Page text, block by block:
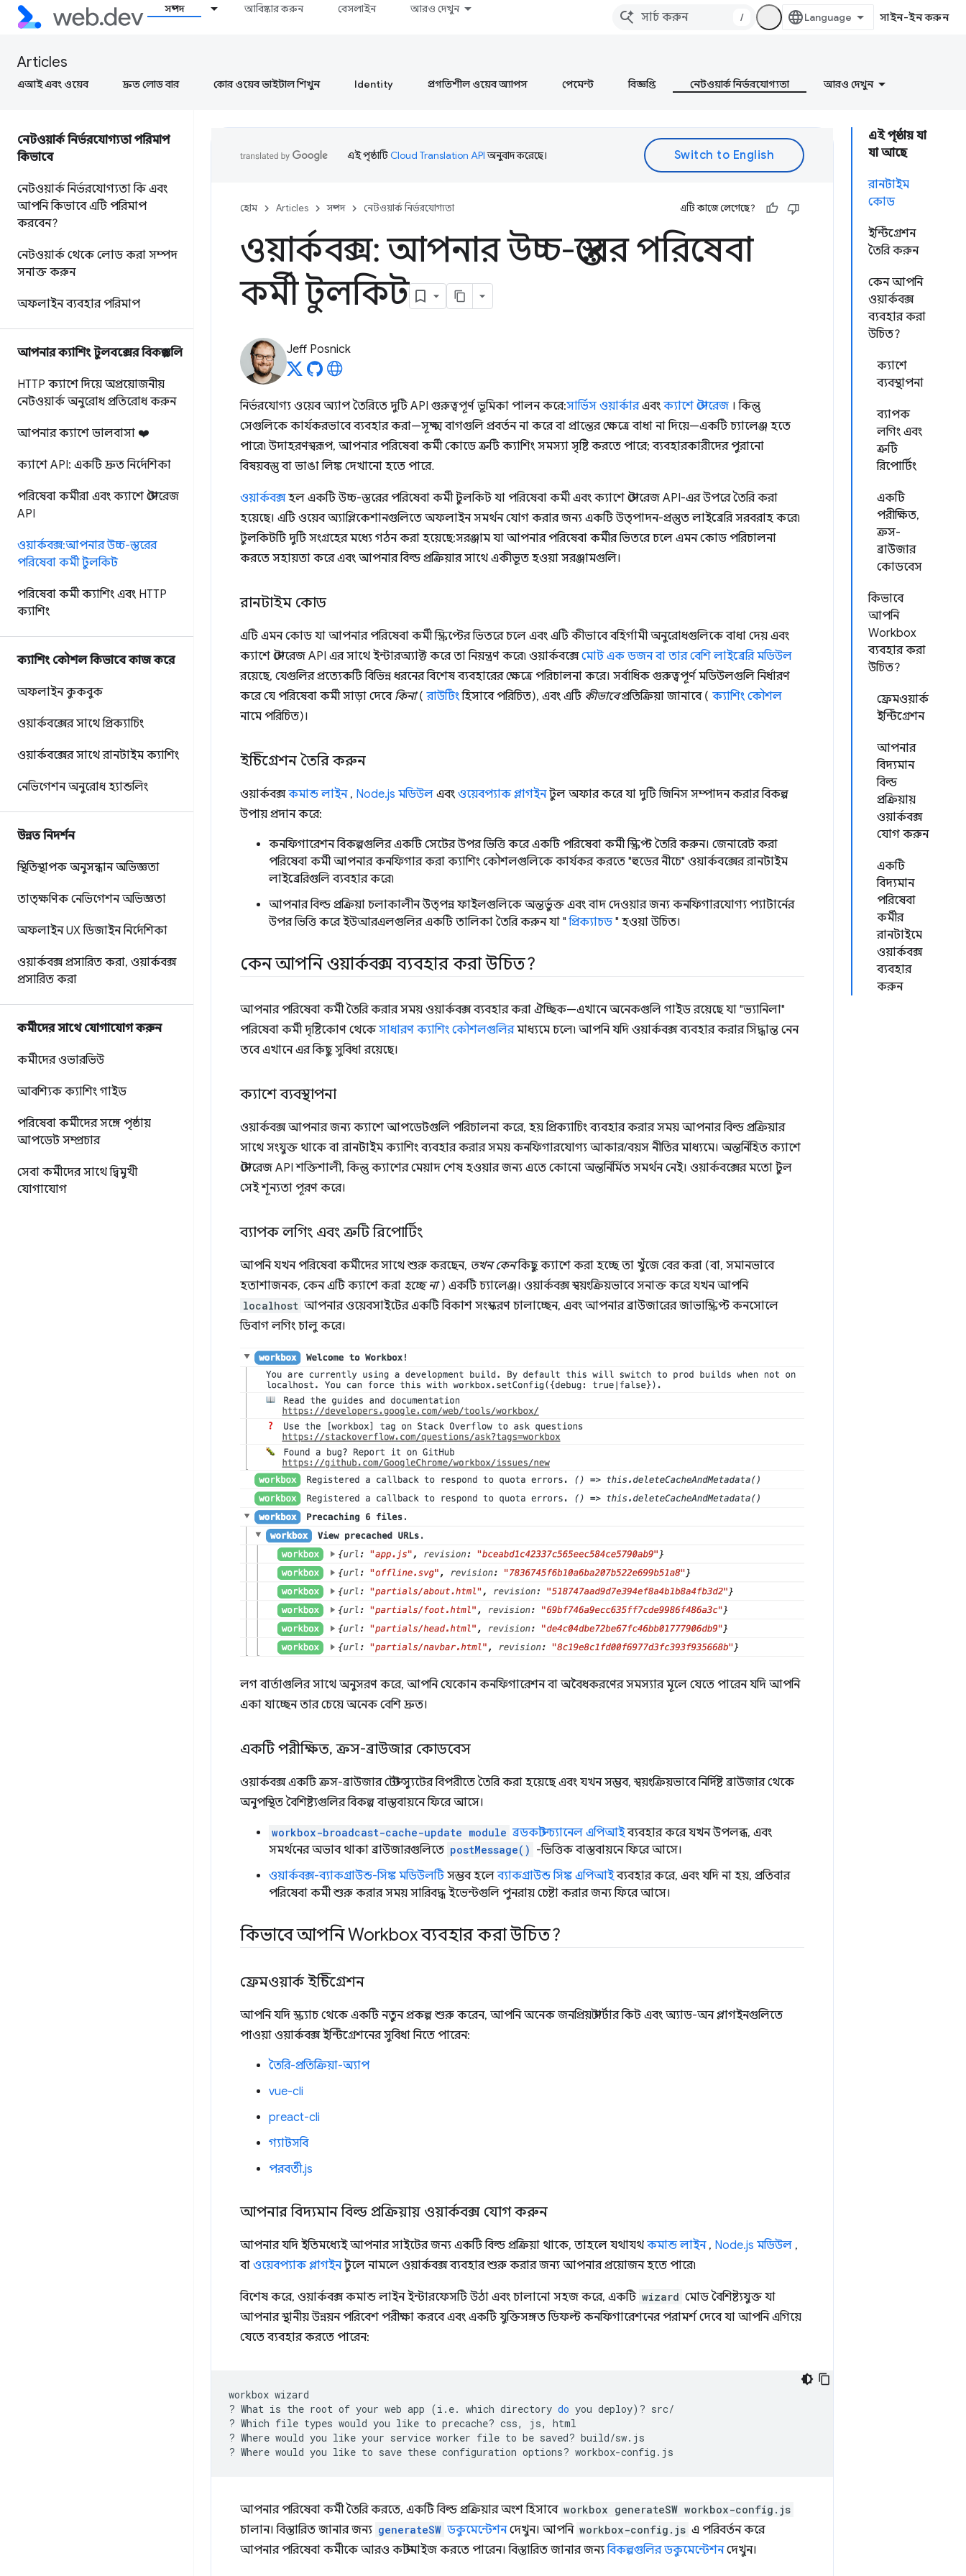
সম্পদ আবিষ্কার করুন বেসলাইন আরও দেখুন
/ সাইন-ইন করুন
Articles
এআই এবং ওয়েব দ্রুত লোড বার কোর ওয়েব ভাইটাল শিখুন Identity প্রগতিশীল ওয়েব অ্যাপস পেমেন্ট বিজ্ঞপ্তি নেটওয়ার্ক নির্ভরযোগ্যতা আরও দেখুন
নেটওয়ার্ক নির্ভরযোগ্যতা পরিমাপ
কিভাবে
নেটওয়ার্ক নির্ভরযোগ্যতা কি এবং
আপনি কিভাবে এটি পরিমাপ
করবেন?
নেটওয়ার্ক থেকে লোড করা সম্পদ
সনাক্ত করুন
অফলাইন ব্যবহার পরিমাপ
আপনার ক্যাশিং টুলবক্সের বিকল্পগুলি
HTTP ক্যাশে দিয়ে অপ্রয়োজনীয়
নেটওয়ার্ক অনুরোধ প্রতিরোধ করুন
আপনার ক্যাশে ভালবাসা ❤️
ক্যাশে API: একটি দ্রুত নির্দেশিকা
পরিষেবা কর্মীরা এবং ক্যাশে স্টোরেজ
API
ওয়ার্কবক্স: আপনার উচ্চ-স্তরের
পরিষেবা কর্মী টুলকিট
পরিষেবা কর্মী ক্যাশিং এবং HTTP
ক্যাশিং
ক্যাশিং কৌশল কিভাবে কাজ করে
অফলাইন কুকবুক
ওয়ার্কবক্সের সাথে প্রিক্যাচিং
ওয়ার্কবক্সের সাথে রানটাইম ক্যাশিং
নেভিগেশন অনুরোধ হ্যান্ডলিং
উন্নত নিদর্শন
স্থিতিস্থাপক অনুসন্ধান অভিজ্ঞতা
তাত্ক্ষণিক নেভিগেশন অভিজ্ঞতা
অফলাইন UX ডিজাইন নির্দেশিকা
ওয়ার্কবক্স প্রসারিত করা, ওয়ার্কবক্স
প্রসারিত করা
কর্মীদের সাথে যোগাযোগ করুন
কর্মীদের ওভারভিউ
আবশ্যিক ক্যাশিং গাইড
পরিষেবা কর্মীদের সঙ্গে পৃষ্ঠায়
আপডেট সম্প্রচার
সেবা কর্মীদের সাথে দ্বিমুখী
যোগাযোগ
এই পৃষ্ঠায় যা
যা আছে
রানটাইম
কোড
ইন্টিগ্রেশন
তৈরি করুন
কেন আপনি
ওয়ার্কবক্স
ব্যবহার করা
উচিত?
ক্যাশে
ব্যবস্থাপনা
ব্যাপক
লগিং এবং
ত্রুটি
রিপোর্টিং
একটি
পরীক্ষিত,
ক্রস-
ব্রাউজার
কোডবেস
কিভাবে
আপনি
Workbox
ব্যবহার করা
উচিত?
ফ্রেমওয়ার্ক
ইন্টিগ্রেশন
আপনার
বিদ্যমান
বিল্ড
প্রক্রিয়ায়
ওয়ার্কবক্স
যোগ করুন
একটি
বিদ্যমান
পরিষেবা
কর্মীর
রানটাইমে
ওয়ার্কবক্স
ব্যবহার
করুন
এই পৃষ্ঠাটিCloud Translation APIঅনুবাদ করেছে।
হোম Articles সম্পদ নেটওয়ার্ক নির্ভরযোগ্যতা এটি কাজে লেগেছে?
ওয়ার্কবক্স: আপনার উচ্চ-স্তরের পরিষেবা
কর্মী টুলকিট
Jeff Posnick
নির্ভরযোগ্য ওয়েব অ্যাপ তৈরিতে দুটি API গুরুত্বপূর্ণ ভূমিকা পালন করে:সার্ভিস ওয়ার্কারএবং ক্যাশে স্টোরেজ । কিন্তু
সেগুলিকে কার্যকরভাবে ব্যবহার করা—সূক্ষ্ম বাগগুলি প্রবর্তন না করে বা প্রান্তের ক্ষেত্রে বাধা না দিয়ে—একটি চ্যালেঞ্জ হতে
পারে৷ উদাহরণস্বরূপ, আপনার পরিষেবা কর্মী কোডে ত্রুটি ক্যাশিং সমস্যা সৃষ্টি করতে পারে; ব্যবহারকারীদের পুরানো
বিষয়বস্তু বা ভাঙা লিঙ্ক দেখানো হতে পারে.
ওয়ার্কবক্সহল একটি উচ্চ-স্তরের পরিষেবা কর্মী টুলকিট যা পরিষেবা কর্মী এবং ক্যাশে স্টোরেজ API-এর উপরে তৈরি করা
হয়েছে। এটি ওয়েব অ্যাপ্লিকেশানগুলিতে অফলাইন সমর্থন যোগ করার জন্য একটি উত্পাদন-প্রস্তুত লাইব্রেরি সরবরাহ করে৷
টুলকিটটি দুটি সংগ্রহের মধ্যে গঠন করা হয়েছে: সরঞ্জাম যা আপনার পরিষেবা কর্মীর ভিতরে চলে এমন কোড পরিচালনা
করতে সহায়তা করে এবং আপনার বিল্ড প্রক্রিয়ার সাথে একীভূত হওয়া সরঞ্জামগুলি।
রানটাইম কোড
এটি এমন কোড যা আপনার পরিষেবা কর্মী স্ক্রিপ্টের ভিতরে চলে এবং এটি কীভাবে বহির্গামী অনুরোধগুলিকে বাধা দেয় এবং
ক্যাশে স্টোরেজ API এর সাথে ইন্টারঅ্যাক্ট করে তা নিয়ন্ত্রণ করে৷ ওয়ার্কবক্সেমোট এক ডজন বা তার বেশি লাইব্রেরি মডিউল
রয়েছে, যেগুলির প্রত্যেকটি বিভিন্ন ধরনের বিশেষ ব্যবহারের ক্ষেত্রে পরিচালনা করে। সর্বাধিক গুরুত্বপূর্ণ মডিউলগুলি নির্ধারণ
করে যে পরিষেবা কর্মী সাড়া দেবে কিনা(রাউটিংহিসাবে পরিচিত), এবং এটি কীভাবেপ্রতিক্রিয়া জানাবে ( ক্যাশিং কৌশল
নামে পরিচিত)।
ইন্টিগ্রেশন তৈরি করুন
ওয়ার্কবক্সকমান্ড লাইন, Node.js মডিউল এবং ওয়েবপ্যাক প্লাগইনটুল অফার করে যা দুটি জিনিস সম্পাদন করার বিকল্প
উপায় প্রদান করে:
কনফিগারেশন বিকল্পগুলির একটি সেটের উপর ভিত্তি করে একটি পরিষেবা কর্মী স্ক্রিপ্ট তৈরি করুন। জেনারেট করা
পরিষেবা কর্মী আপনার কনফিগার করা ক্যাশিং কৌশলগুলিকে কার্যকর করতে "হুডের নীচে" ওয়ার্কবক্সের রানটাইম
লাইব্রেরিগুলি ব্যবহার করে৷
আপনার বিল্ড প্রক্রিয়া চলাকালীন উত্পন্ন ফাইলগুলিকে অন্তর্ভুক্ত এবং বাদ দেওয়ার জন্য কনফিগারযোগ্য প্যাটার্নের
উপর ভিত্তি করে ইউআরএলগুলির একটি তালিকা তৈরি করুন যা "প্রিক্যাচড" হওয়া উচিত।
কেন আপনি ওয়ার্কবক্স ব্যবহার করা উচিত?
আপনার পরিষেবা কর্মী তৈরি করার সময় ওয়ার্কবক্স ব্যবহার করা ঐচ্ছিক—এখানে অনেকগুলি গাইড রয়েছে যা "ভ্যানিলা"
পরিষেবা কর্মী দৃষ্টিকোণ থেকেসাধারণ ক্যাশিং কৌশলগুলিরমাধ্যমে চলে৷ আপনি যদি ওয়ার্কবক্স ব্যবহার করার সিদ্ধান্ত নেন
তবে এখানে এর কিছু সুবিধা রয়েছে।
ক্যাশে ব্যবস্থাপনা
ওয়ার্কবক্স আপনার জন্য ক্যাশে আপডেটগুলি পরিচালনা করে, হয় প্রিক্যাচিং ব্যবহার করার সময় আপনার বিল্ড প্রক্রিয়ার
সাথে সংযুক্ত থাকে বা রানটাইম ক্যাশিং ব্যবহার করার সময় কনফিগারযোগ্য আকার/বয়স নীতির মাধ্যমে। অন্তর্নিহিত ক্যাশে
স্টোরেজ API শক্তিশালী, কিন্তু ক্যাশের মেয়াদ শেষ হওয়ার জন্য এতে কোনো অন্তর্নির্মিত সমর্থন নেই। ওয়ার্কবক্সের মতো টুল
সেই শূন্যতা পূরণ করে।
ব্যাপক লগিং এবং ত্রুটি রিপোর্টিং
আপনি যখন পরিষেবা কর্মীদের সাথে শুরু করছেন, তখন কেনকিছু ক্যাশে করা হচ্ছে তা খুঁজে বের করা (বা, সমানভাবে
হতাশাজনক, কেন এটি ক্যাশে করা হচ্ছে না) একটি চ্যালেঞ্জ। ওয়ার্কবক্স স্বয়ংক্রিয়ভাবে সনাক্ত করে যখন আপনি
localhost আপনার ওয়েবসাইটের একটি বিকাশ সংস্করণ চালাচ্ছেন, এবং আপনার ব্রাউজারের জাভাস্ক্রিপ্ট কনসোলে
ডিবাগ লগিং চালু করে।
লগ বার্তাগুলির সাথে অনুসরণ করে, আপনি যেকোন কনফিগারেশন বা অবৈধকরণের সমস্যার মূলে যেতে পারেন যদি আপনি
একা যাচ্ছেন তার চেয়ে অনেক বেশি দ্রুত।
একটি পরীক্ষিত, ক্রস-ব্রাউজার কোডবেস
ওয়ার্কবক্স একটি ক্রস-ব্রাউজার টেস্ট স্যুটের বিপরীতে তৈরি করা হয়েছে এবং যখন সম্ভব, স্বয়ংক্রিয়ভাবে নির্দিষ্ট ব্রাউজার থেকে
অনুপস্থিত বৈশিষ্ট্যগুলির বিকল্প বাস্তবায়নে ফিরে আসে।
workbox-broadcast-cache-update module ব্রডকাস্ট চ্যানেল এপিআইব্যবহার করে যখন উপলব্ধ, এবং
সমর্থনের অভাব থাকা ব্রাউজারগুলিতে postMessage() -ভিত্তিক বাস্তবায়নে ফিরে আসে।
ওয়ার্কবক্স-ব্যাকগ্রাউন্ড-সিঙ্ক মডিউলটিসম্ভব হলেব্যাকগ্রাউন্ড সিঙ্ক এপিআইব্যবহার করে, এবং যদি না হয়, প্রতিবার
পরিষেবা কর্মী শুরু করার সময় সারিবদ্ধ ইভেন্টগুলি পুনরায় চেষ্টা করার জন্য ফিরে আসে।
কিভাবে আপনি Workbox ব্যবহার করা উচিত?
ফ্রেমওয়ার্ক ইন্টিগ্রেশন
আপনি যদি স্ক্র্যাচ থেকে একটি নতুন প্রকল্প শুরু করেন, আপনি অনেক জনপ্রিয় স্টার্টার কিট এবং অ্যাড-অন প্লাগইনগুলিতে
পাওয়া ওয়ার্কবক্স ইন্টিগ্রেশনের সুবিধা নিতে পারেন:
তৈরি-প্রতিক্রিয়া-অ্যাপ
vue-cli
preact-cli
গ্যাটসবি
পরবর্তী.js
আপনার বিদ্যমান বিল্ড প্রক্রিয়ায় ওয়ার্কবক্স যোগ করুন
আপনার যদি ইতিমধ্যেই আপনার সাইটের জন্য একটি বিল্ড প্রক্রিয়া থাকে, তাহলে যথাযথ কমান্ড লাইন, Node.js মডিউল ,
বা ওয়েবপ্যাক প্লাগইনটুলে নামলে ওয়ার্কবক্স ব্যবহার শুরু করার জন্য আপনার প্রয়োজন হতে পারে৷
বিশেষ করে, ওয়ার্কবক্স কমান্ড লাইন ইন্টারফেসটি উঠা এবং চালানো সহজ করে, একটি wizard মোড বৈশিষ্ট্যযুক্ত যা
আপনার স্থানীয় উন্নয়ন পরিবেশ পরীক্ষা করবে এবং একটি যুক্তিসঙ্গত ডিফল্ট কনফিগারেশনের পরামর্শ দেবে যা আপনি এগিয়ে
যেতে ব্যবহার করতে পারেন:
workbox wizard
? What is the root of your web app (i.e. which directory do you deploy) ? src/
? Which file types would you like to precache? css, js,
html
? Where would you like your service worker file to be saved? build/sw.js
? Where would you like to save these configuration options?
আপনার পরিষেবা কর্মী তৈরি করতে, একটি বিল্ড প্রক্রিয়ার অংশ হিসাবে workbox generateSW workbox-config.js
চালান। বিস্তারিত জানার জন্য generateSW ডকুমেন্টেশনদেখুন। আপনি workbox-config.js এ পরিবর্তন করে
আপনার পরিষেবা কর্মীকে আরও কাস্টমাইজ করতে পারেন। বিস্তারিত জানার জন্যবিকল্পগুলির ডকুমেন্টেশনদেখুন।